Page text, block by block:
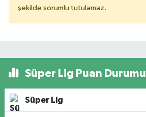
şekilde sorumlu tutulamaz.
Süper Lig Puan Durumu
Süper Lig